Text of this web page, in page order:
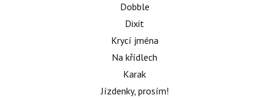
Dobble
Dixit
Krycí jména
Na křídlech
Karak
Jízdenky, prosím!